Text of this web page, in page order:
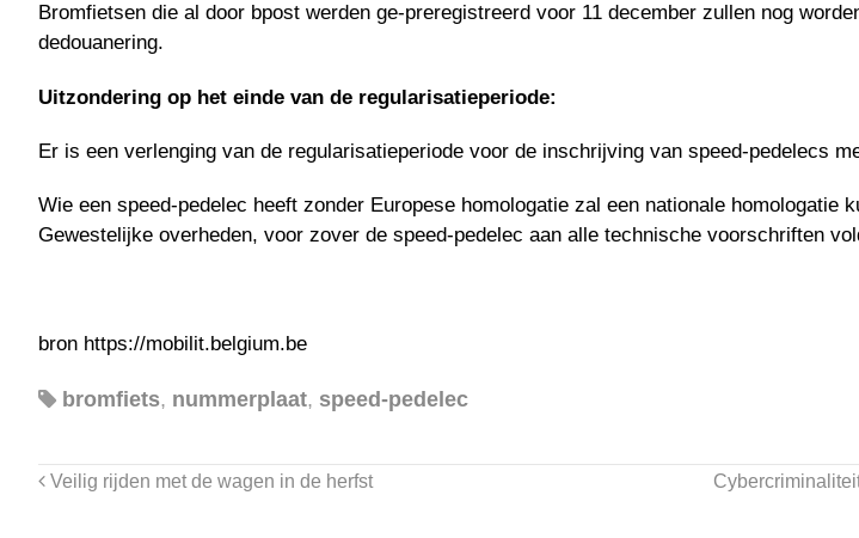
Bromfietsen die al door bpost werden ge-preregistreerd voor 11 december zullen nog
dedouanering.
Uitzondering op het einde van de regularisatieperiode:
Er is een verlenging van de regularisatieperiode voor de inschrijving van speed-pedelecs
Wie een speed-pedelec heeft zonder Europese homologatie zal een nationale homologatie
Gewestelijke overheden, voor zover de speed-pedelec aan alle technische voorschriften
bron https://mobilit.belgium.be
bromfiets, nummerplaat, speed-pedelec
Veilig rijden met de wagen in de herfst